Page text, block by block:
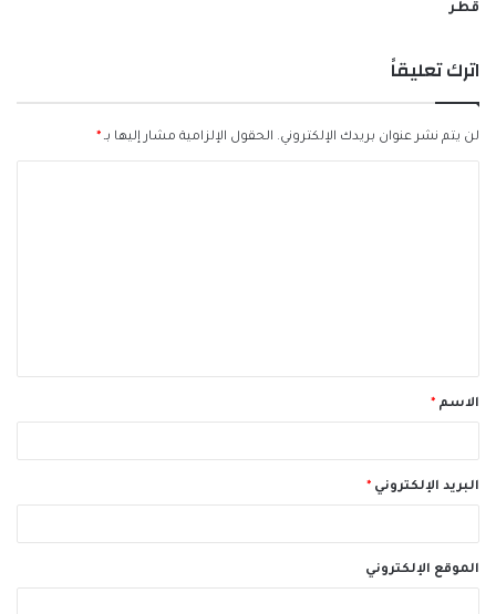
قطر
اترك تعليقاً
لن يتم نشر عنوان بريدك الإلكتروني. الحقول الإلزامية مشار إليها بـ *
ق
*الاسم *
البريد الإلكتروني *
الموقع الإلكتروني